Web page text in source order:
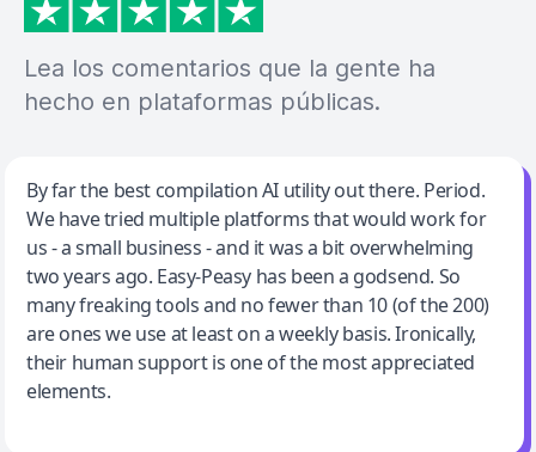
Lea los comentarios que la gente ha
hecho en plataformas públicas.
Jeff Wilson
By far the best compilation AI utility
By far the best compilation AI utility out there. Period.
We have tried multiple platforms that would work for
us - a small business - and it was a bit overwhelming
two years ago. Easy-Peasy has been a godsend. So
many freaking tools and no fewer than 10 (of the 200)
are ones we use at least on a weekly basis. Ironically,
their human support is one of the most appreciated
elements.